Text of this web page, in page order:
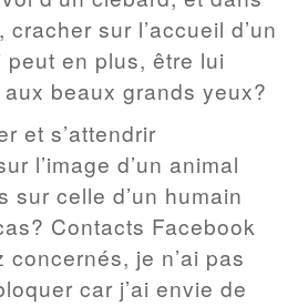
sur l’accueil d’un
en plus, être lui
beaux grands yeux?
et s’attendrir
l’image d’un animal
sur celle d’un humain
Contacts Facebook
je n’ai pas
car j’ai envie de